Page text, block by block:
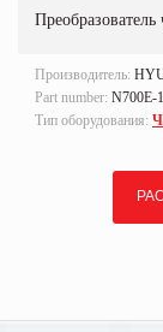
Производитель:
Part number: N700E-
Тип оборудования: